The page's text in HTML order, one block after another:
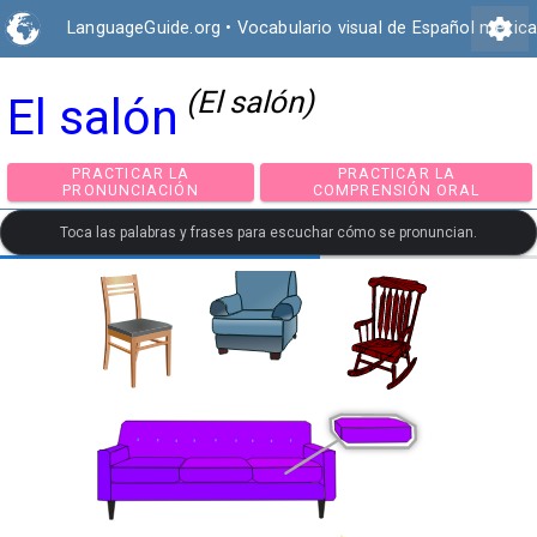
LanguageGuide.org • Vocabulario visual de Español settings
El salón (El salón)
PRACTICAR LA
PRONUNCIACIÓN
PRACTICAR LA
COMPRENSIÓN
Toca las palabras y frases para escuchar cómo se pronuncian.